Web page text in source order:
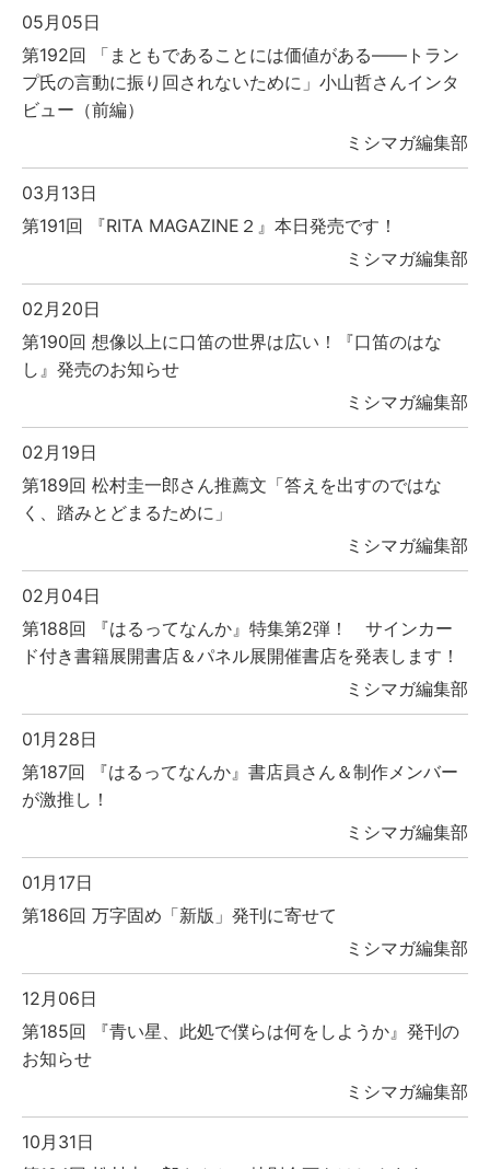
05月05日
第192回 「まともであることには価値がある――トラン
プ氏の言動に振り回されないために」小山哲さんインタ
ビュー（前編）
ミシマガ編集部
03月13日
第191回 『RITA MAGAZINE２』本日発売です！
ミシマガ編集部
02月20日
第190回 想像以上に口笛の世界は広い！『口笛のはな
し』発売のお知らせ
ミシマガ編集部
02月19日
第189回 松村圭一郎さん推薦文「答えを出すのではな
く、踏みとどまるために」
ミシマガ編集部
02月04日
第188回 『はるってなんか』特集第2弾！ サインカー
ド付き書籍展開書店＆パネル展開催書店を発表します！
ミシマガ編集部
01月28日
第187回 『はるってなんか』書店員さん＆制作メンバー
が激推し！
ミシマガ編集部
01月17日
第186回 万字固め「新版」発刊に寄せて
ミシマガ編集部
12月06日
第185回 『青い星、此処で僕らは何をしようか』発刊の
お知らせ
ミシマガ編集部
10月31日